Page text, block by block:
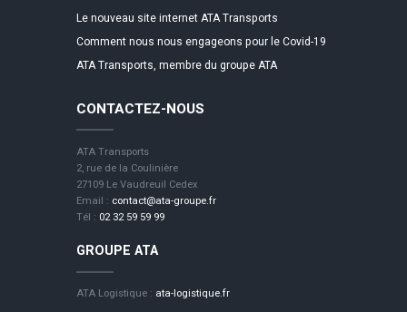
Le nouveau site internet ATA Transports
Comment nous nous engageons pour le Covid-19
ATA Transports, membre du groupe ATA
CONTACTEZ-NOUS
ATA Transports
2, rue de la Coulinière
27109 Le Vaudreuil Cedex
Email : contact@ata-groupe.fr
Tél : 02 32 59 59 99
GROUPE ATA
ATA Logistique : ata-logistique.fr